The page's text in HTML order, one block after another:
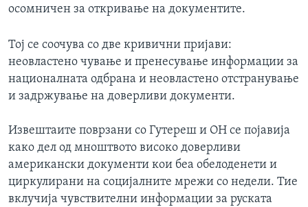
осомничен за откривање на документите.
Тој се соочува со две кривични пријави:
неовластено чување и пренесување информации за
националната одбрана и неовластено отстранување
и задржување на доверливи документи.
Извештаите поврзани со Гутереш и ОН се појавија
како дел од мноштвото високо доверливи
американски документи кои беа обелоденети и
циркулирани на социјалните мрежи со недели. Тие
вклучија чувствителни информации за руската